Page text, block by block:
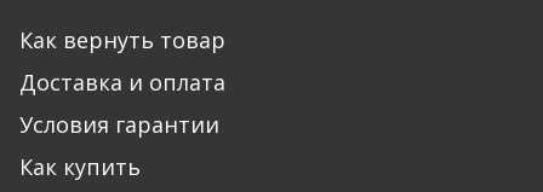
Как вернуть товар
Доставка и оплата
Условия гарантии
Как купить